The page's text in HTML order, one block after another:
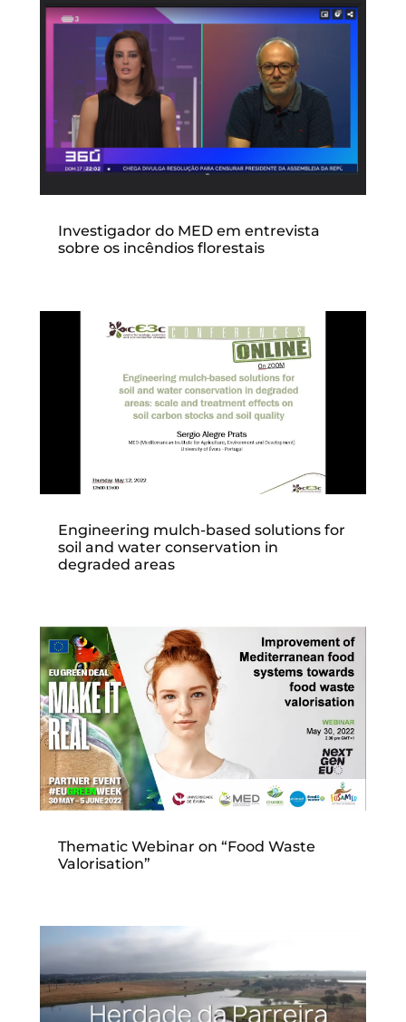
Investigador do MED em entrevista
sobre os incêndios florestais
Engineering mulch-based solutions for
soil and water conservation in
degraded areas
Thematic Webinar on “Food Waste
Valorisation”